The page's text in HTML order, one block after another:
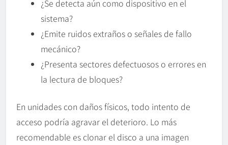
¿Se detecta aún como dispositivo en el
sistema?
¿Emite ruidos extraños o señales de fallo
mecánico?
¿Presenta sectores defectuosos o errores en
la lectura de bloques?
En unidades con daños físicos, todo intento de
acceso podría agravar el deterioro. Lo más
recomendable es clonar el disco a una imagen